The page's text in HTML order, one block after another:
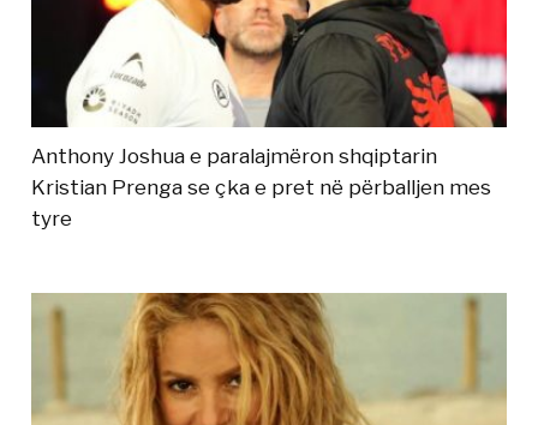
Anthony Joshua e paralajmëron shqiptarin
Kristian Prenga se çka e pret në përballjen mes
tyre